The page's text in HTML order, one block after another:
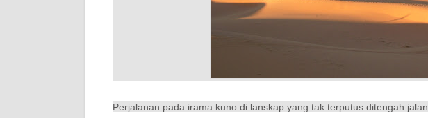
Perjalanan pada irama kuno di lanskap yang tak terputus ditengah jalan